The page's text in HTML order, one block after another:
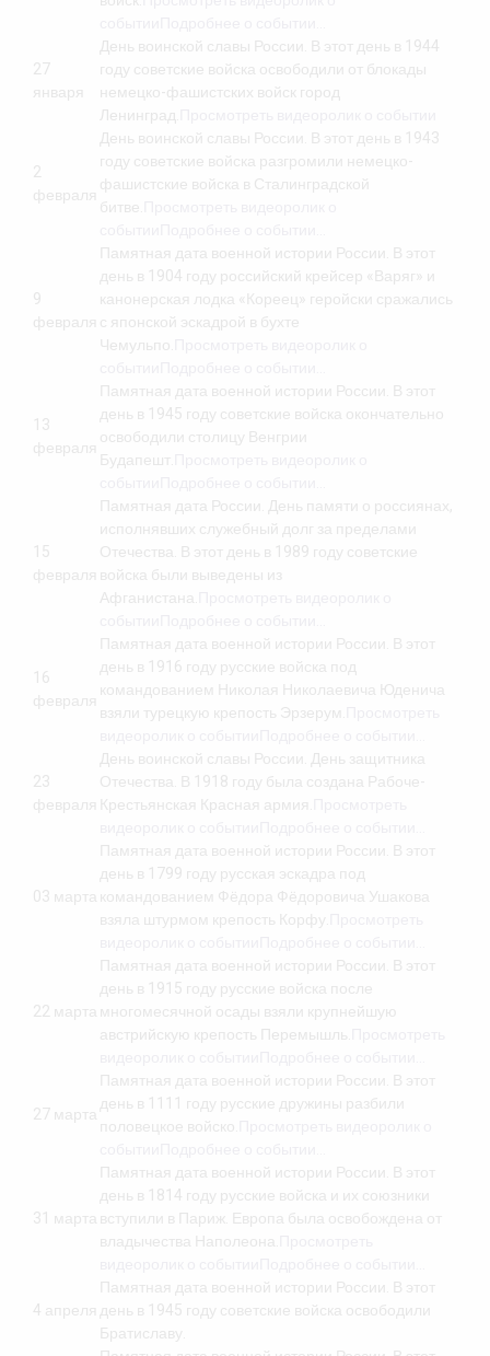
27
января
День воинской славы России. В этот день в 1944
году советские войска освободили от блокады
немецко-фашистских войск город
Ленинград.
2
февраля
День воинской славы России. В этот день в 1943
году советские войска разгромили немецко-
фашистские войска в Сталинградской
битве.
9
февраля
Памятная дата военной истории России. В этот
день в 1904 году российский крейсер «Варяг» и
канонерская лодка «Кореец» геройски сражались
с японской эскадрой в бухте
Чемульпо.
13
февраля
Памятная дата военной истории России. В этот
день в 1945 году советские войска окончательно
освободили столицу Венгрии
Будапешт.
15
февраля
Памятная дата России. День памяти о россиянах,
исполнявших служебный долг за пределами
Отечества. В этот день в 1989 году советские
войска были выведены из
Афганистана.
16
февраля
Памятная дата военной истории России. В этот
день в 1916 году русские войска под
командованием Николая Николаевича Юденича
взяли турецкую крепость Эрзерум.
23
февраля
День воинской славы России. День защитника
Отечества. В 1918 году была создана Рабоче-
Крестьянская Красная армия.
03 марта
Памятная дата военной истории России. В этот
день в 1799 году русская эскадра под
командованием Фёдора Фёдоровича Ушакова
взяла штурмом крепость Корфу.
22 марта
Памятная дата военной истории России. В этот
день в 1915 году русские войска после
многомесячной осады взяли крупнейшую
австрийскую крепость Перемышль.
27 марта
Памятная дата военной истории России. В этот
день в 1111 году русские дружины разбили
половецкое войско.
31 марта
Памятная дата военной истории России. В этот
день в 1814 году русские войска и их союзники
вступили в Париж. Европа была освобождена от
владычества Наполеона.
4 апреля
Памятная дата военной истории России. В этот
день в 1945 году советские войска освободили
Братиславу.